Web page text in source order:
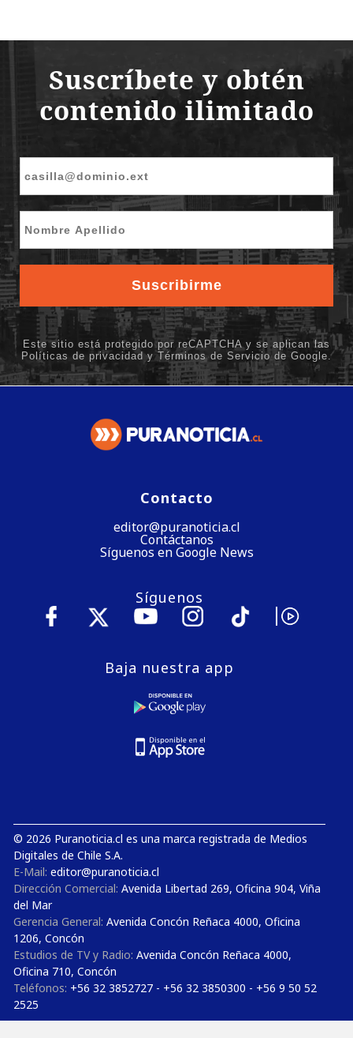
Contacto
editor@puranoticia.cl
Contáctanos
Síguenos en Google News
Síguenos
Baja nuestra app
© 2026 Puranoticia.cl es una marca registrada de Medios
Digitales de Chile S.A.
E-Mail: editor@puranoticia.cl
Dirección Comercial: Avenida Libertad 269, Oficina 904, Viña
del Mar
Gerencia General: Avenida Concón Reñaca 4000, Oficina
1206, Concón
Estudios de TV y Radio: Avenida Concón Reñaca 4000,
Oficina 710, Concón
Teléfonos: +56 32 3852727 - +56 32 3850300 - +56 9 50 52
2525